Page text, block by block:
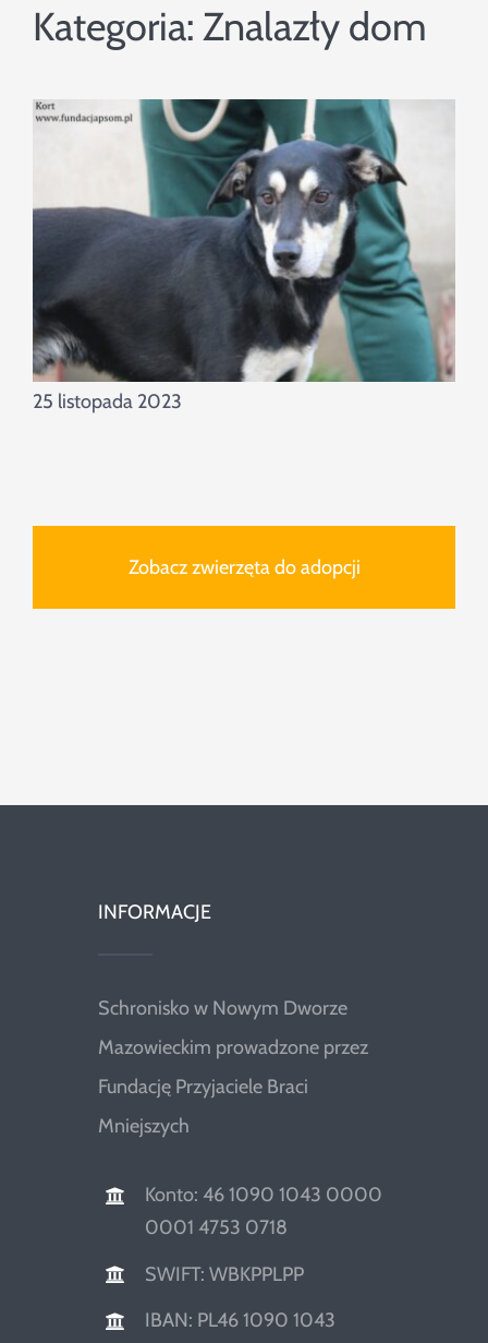
Kategoria: Znalazły dom
25 listopada 2023
Zobacz zwierzęta do adopcji
INFORMACJE
Schronisko w Nowym Dworze
Mazowieckim prowadzone przez
Fundację Przyjaciele Braci
Mniejszych
Konto: 46 1090 1043 0000
0001 4753 0718
SWIFT: WBKPPLPP
IBAN: PL46 1090 1043